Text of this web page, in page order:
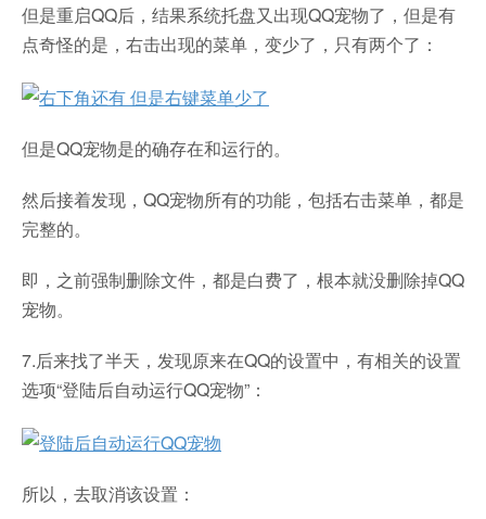
但是重启QQ后，结果系统托盘又出现QQ宠物了，但是有
点奇怪的是，右击出现的菜单，变少了，只有两个了：
但是QQ宠物是的确存在和运行的。
然后接着发现，QQ宠物所有的功能，包括右击菜单，都是
完整的。
即，之前强制删除文件，都是白费了，根本就没删除掉QQ
宠物。
7.后来找了半天，发现原来在QQ的设置中，有相关的设置
选项“登陆后自动运行QQ宠物”：
所以，去取消该设置：